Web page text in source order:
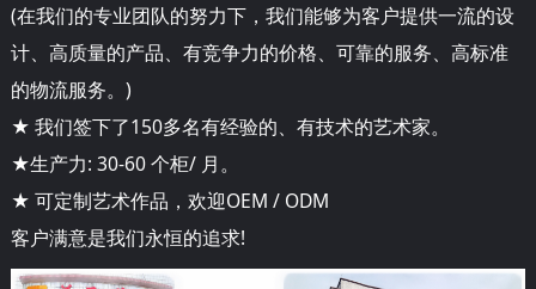
(在我们的专业团队的努力下，我们能够为客户提供一流的设
计、高质量的产品、有竞争力的价格、可靠的服务、高标准
的物流服务。)
★ 我们签下了150多名有经验的、有技术的艺术家。
★生产力: 30-60 个柜/ 月。
★ 可定制艺术作品，欢迎OEM / ODM
客户满意是我们永恒的追求!